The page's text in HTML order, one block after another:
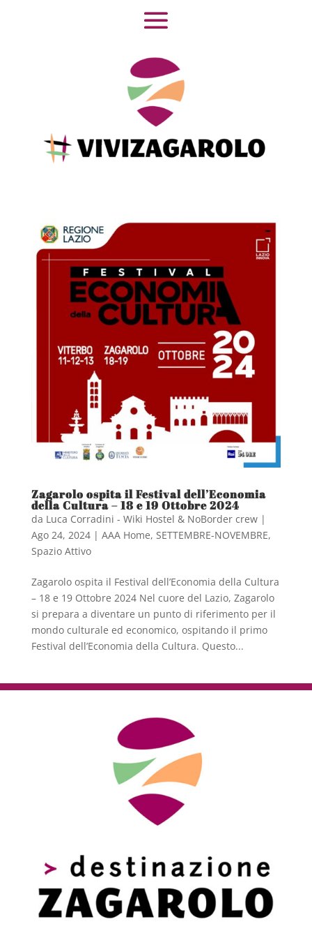
Zagarolo ospita il Festival dell’Economia
della Cultura – 18 e 19 Ottobre 2024
da Luca Corradini - Wiki Hostel & NoBorder crew|
Ago 24, 2024| AAA Home, SETTEMBRE-NOVEMBRE,
Spazio Attivo
Zagarolo ospita il Festival dell’Economia della Cultura
– 18 e 19 Ottobre 2024 Nel cuore del Lazio, Zagarolo
si prepara a diventare un punto di riferimento per il
mondo culturale ed economico, ospitando il primo
Festival dell’Economia della Cultura. Questo...